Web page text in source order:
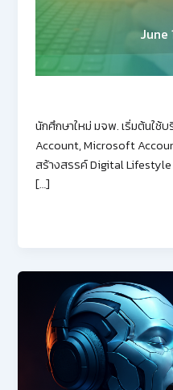
June
นักศึกษาใหม่ มจพ. เริ่มต้นใช้
Account, Microsoft
สร้างสรรค์ Digital
[…]